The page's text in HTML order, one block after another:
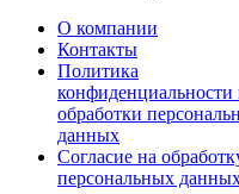
О компании
Контакты
Политика
конфиденциальности
обработки
данных
Согласие на
персональных